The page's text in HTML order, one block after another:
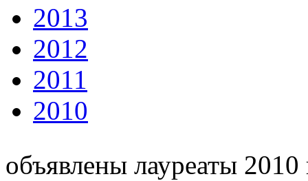
2013
2012
2011
2010
объявлены лауреаты 2010